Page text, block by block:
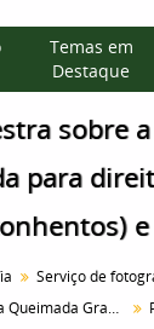
Temas em
Destaque
sobre
para
Serviço de
Palestra sobre a Ilha da Queimada Grande.